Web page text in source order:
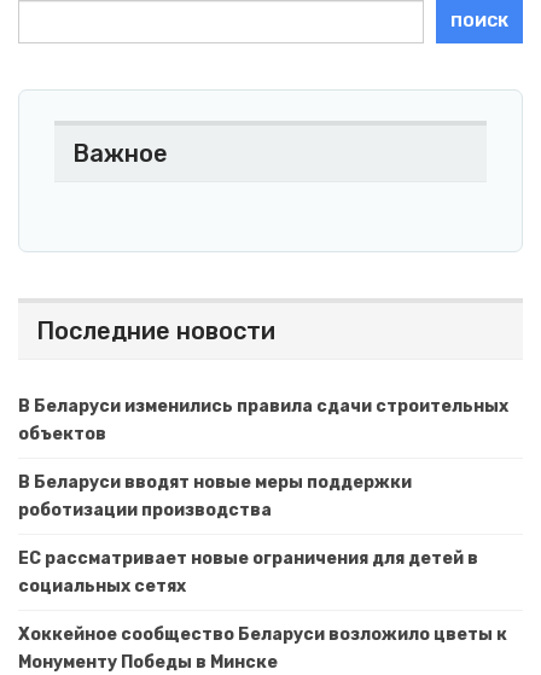
ПОИСК
Важное
Последние новости
В Беларуси изменились правила сдачи строительных
объектов
В Беларуси вводят новые меры поддержки
роботизации производства
ЕС рассматривает новые ограничения для детей в
социальных сетях
Хоккейное сообщество Беларуси возложило цветы к
Монументу Победы в Минске